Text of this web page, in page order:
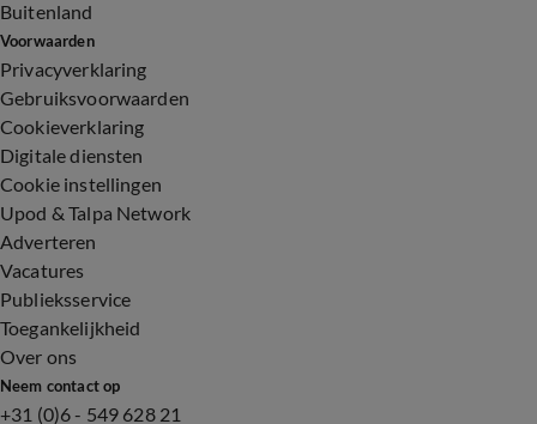
Buitenland
Voorwaarden
Privacyverklaring
Gebruiksvoorwaarden
Cookieverklaring
Digitale diensten
Cookie instellingen
Upod & Talpa Network
Adverteren
Vacatures
Publieksservice
Toegankelijkheid
Over ons
Neem contact op
+31 (0)6 - 549 628 21